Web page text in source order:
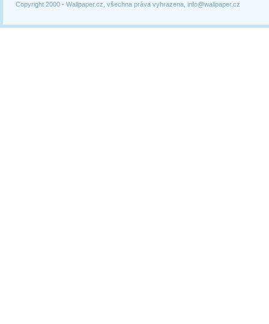
Copyright 2000 - Wallpaper.cz, všechna práva vyhrazena, info@wallpaper.cz